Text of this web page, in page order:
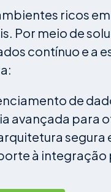
ricos
Por meio de
contínuo e
de
avançada para
à